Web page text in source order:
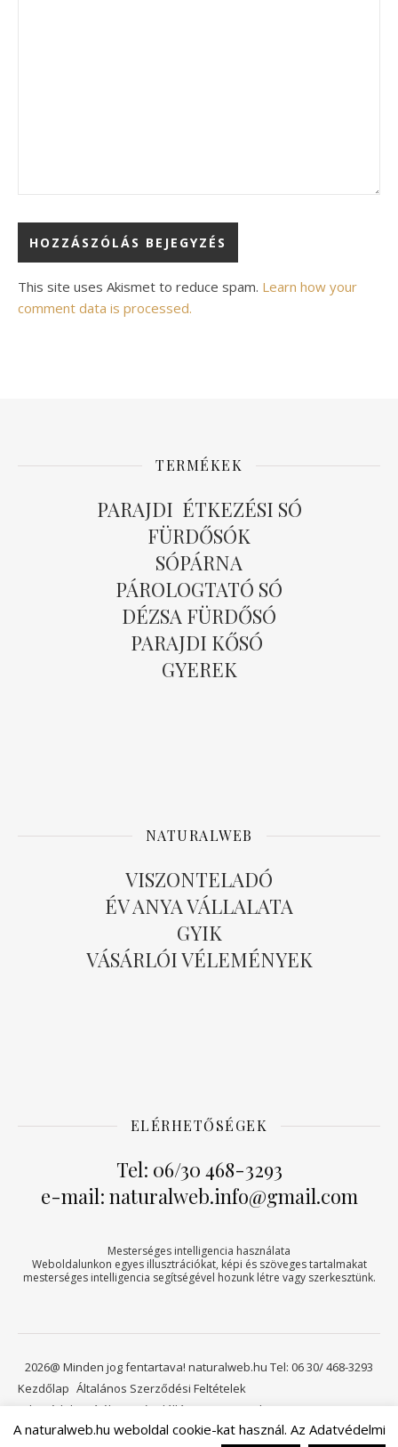
Alternative:
This site uses Akismet to reduce spam. Learn how your
comment data is processed.
TERMÉKEK
PARAJDI ÉTKEZÉSI SÓ
FÜRDŐSÓK
SÓPÁRNA
PÁROLOGTATÓ SÓ
DÉZSA FÜRDŐSÓ
PARAJDI KŐSÓ
GYEREK
NATURALWEB
VISZONTELADÓ
ÉV ANYA VÁLLALATA
GYIK
VÁSÁRLÓI VÉLEMÉNYEK
ELÉRHETŐSÉGEK
Tel: 06/30 468-3293
e-mail: naturalweb.info@gmail.com
Mesterséges intelligencia használata
Weboldalunkon egyes illusztrációkat, képi és szöveges tartalmakat
mesterséges intelligencia segítségével hozunk létre vagy szerkesztünk.
2026@ Minden jog fentartava! naturalweb.hu Tel: 06 30/ 468-3293
Kezdőlap Általános Szerződési Feltételek
Adatvédelmi tájékoztató
Elállási jog
Kapcsolat
Viszonteladóknak Kosár
A naturalweb.hu weboldal cookie-kat használ. Az Adatvédelmi